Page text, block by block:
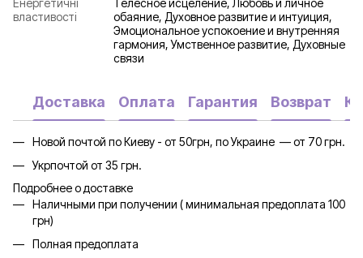
Енергетичні
властивості
Телесное исцеление, Любовь и личное
обаяние, Духовное развитие и интуиция,
Эмоциональное успокоение и внутренняя
гармония, Умственное развитие, Духовные
связи
Доставка Оплата Гарантия Возврат
Новой почтой по Киеву - от 50грн, по Украине — от 70 грн.
Укрпочтой от 35 грн.
Подробнее о доставке
Наличными при получении ( минимальная предоплата 100
грн)
Полная предоплата